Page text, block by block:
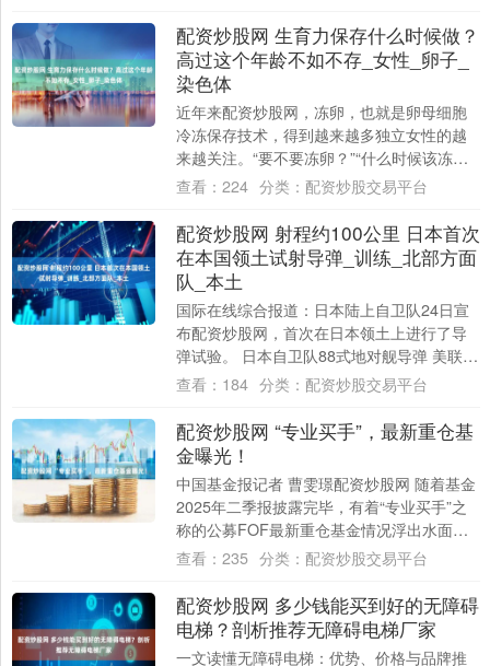
配资炒股网 生育力保存什么时候做？
高过这个年龄不如不存_女性_卵子_
染色体
近年来配资炒股网，冻卵，也就是卵母细胞
冷冻保存技术，得到越来越多独立女性的越
来越关注。“要不要冻卵？”“什么时候该冻
卵？”成为许多姐妹淘的聊天话题。今天我们
查看： 224 分类： 配资炒股交易平台
配资炒股网 射程约100公里 日本首次
在本国领土试射导弹_训练_北部方面
队_本土
国际在线综合报道：日本陆上自卫队24日宣
布配资炒股网，首次在日本领土上进行了导
弹试验。 日本自卫队88式地对舰导弹 美联社
报道，88式地对舰短程导弹的试射于24....
查看： 184 分类： 配资炒股交易平台
配资炒股网 “专业买手”，最新重仓基
金曝光！
中国基金报记者 曹雯璟配资炒股网 随着基金
2025年二季报披露完毕，有着“专业买手”之
称的公募FOF最新重仓基金情况浮出水面。
从二季报披露情况来看，债券型基金....
查看： 235 分类： 配资炒股交易平台
配资炒股网 多少钱能买到好的无障碍
电梯？剖析推荐无障碍电梯厂家
一文读懂无障碍电梯：优势、价格与品牌推